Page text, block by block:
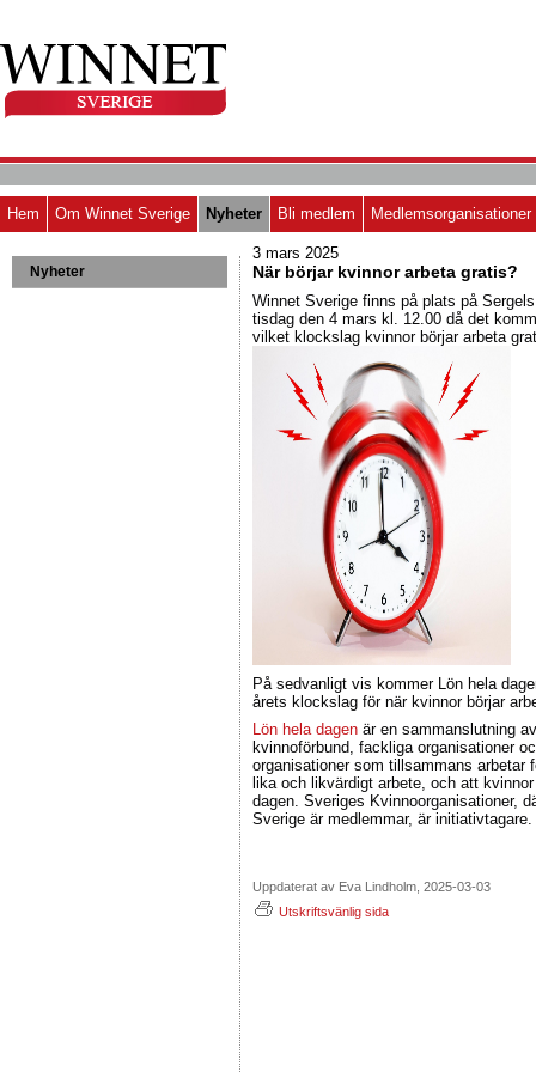
Hem Om Winnet Sverige Nyheter Bli medlem Medlemsorganisationer
Nyheter
3 mars 2025
När börjar kvinnor arbeta gratis?
Winnet Sverige finns på plats på
tisdag den 4 mars kl. 12.00 då det
vilket klockslag kvinnor börjar arbeta
På sedvanligt vis kommer Lön hela
årets klockslag för när kvinnor börjar
Lön hela dagen är en sammanslutning
kvinnoförbund, fackliga organisationer
organisationer som tillsammans arbetar
lika och likvärdigt arbete, och att
dagen. Sveriges Kvinnoorganisationer,
Sverige är medlemmar, är initiativtagare.
Uppdaterat av Eva Lindholm, 2025-03-03
Utskriftsvänlig sida